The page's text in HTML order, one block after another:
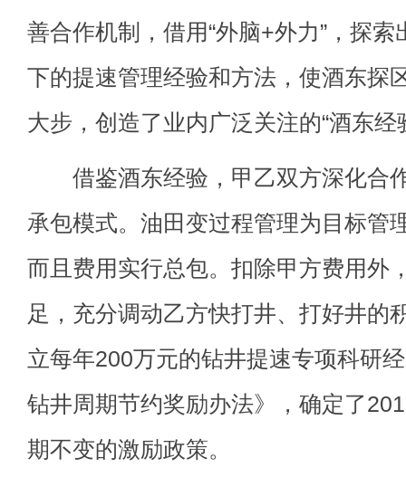
善合作机制，借用“外脑+外力”，探
下的提速管理经验和方法，使酒东探
大步，创造了业内广泛关注的“酒东经
借鉴酒东经验，甲乙双方深化合
承包模式。油田变过程管理为目标管
而且费用实行总包。扣除甲方费用外
足，充分调动乙方快打井、打好井的
立每年200万元的钻井提速专项科研
钻井周期节约奖励办法》，确定了
期不变的激励政策。